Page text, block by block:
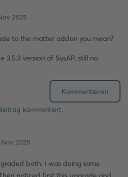
2025
to the matter addon you mean?
version of SysAP, still no
Kommentieren
kommentiert.
Nov 2025
both. I was doing some